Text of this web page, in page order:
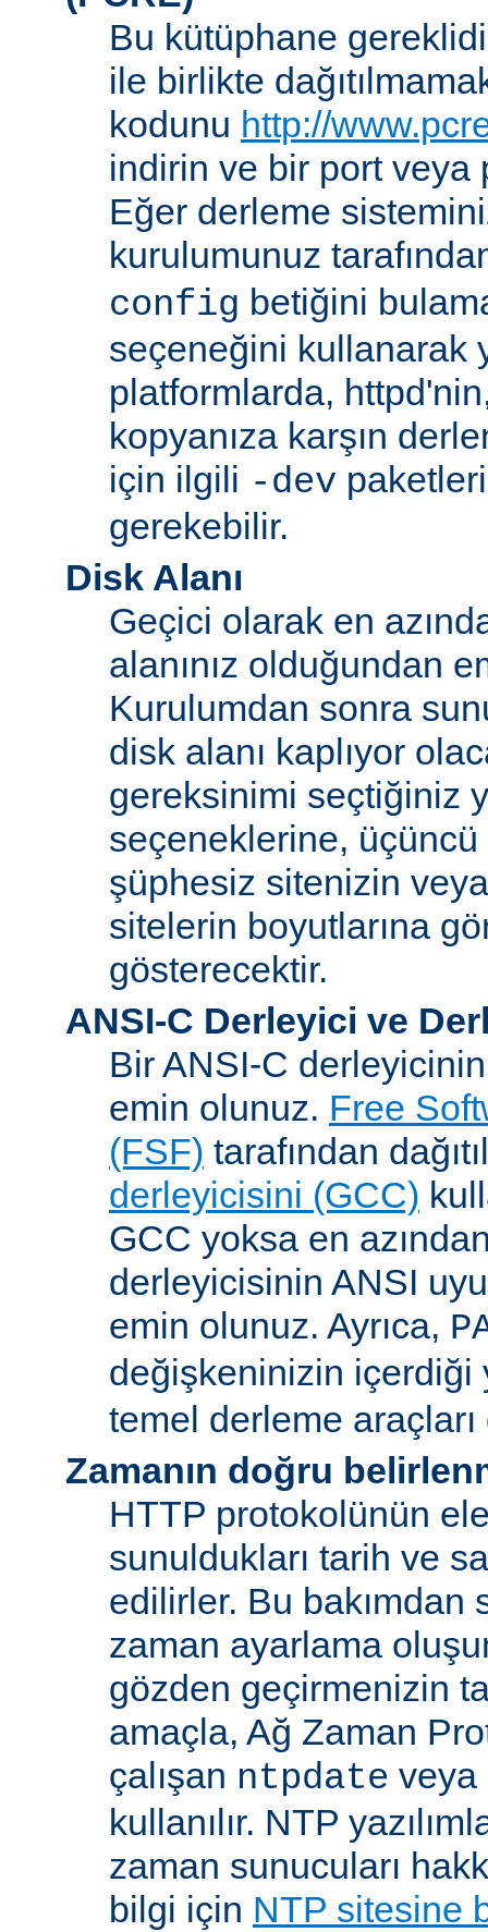
Bu kütüphane
ile birlikte
kodunu http://
indirin ve bir port veya
Eğer derleme
kurulumunuz
config betiğini
seçeneğini kullanarak
platformlarda,
kopyanıza karşın
için ilgili -dev
gerekebilir.
Disk Alanı
Geçici olarak en
alanınız olduğundan
Kurulumdan sonra
disk alanı kaplıyor
gereksinimi seçtiğiniz
seçeneklerine,
şüphesiz sitenizin
sitelerin boyutlarına
gösterecektir.
ANSI-C Derleyici ve
Bir ANSI-C
emin olunuz. Free
(FSF) tarafından
derleyicisini (GCC)
GCC yoksa en azından
derleyicisinin ANSI
emin olunuz. Ayrıca,
değişkeninizin
temel derleme araçları
Zamanın doğru
HTTP protokolünün
sunuldukları tarih ve
edilirler. Bu bakımdan
zaman ayarlama
gözden geçirmenizin
amaçla, Ağ Zaman
çalışan ntpdate veya
kullanılır. NTP
zaman sunucuları
bilgi için NTP sitesine